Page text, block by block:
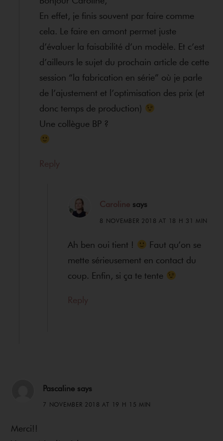
En effet, je finis souvent par faire comme
cela. Le faire en amont permet juste
d’évaluer la faisabilité d’un modèle. Et c’est
d’ailleurs le sujet du prochain article de cette
session “la fabrication en série” où je parle
de l’ajustement et l’optimisation des prix (et
donc temps de production)
Une collègue BP ?
Reply
Caroline says
8 NOVEMBER 2018 AT 18 H 31 MIN
Ah ben oui tient !
Faut qu’on se
mette sérieusement en contact du
coup. Enfin, si ça te tente
Reply
Pascaline says
7 NOVEMBER 2018 AT 19 H 15 MIN
Merci!!